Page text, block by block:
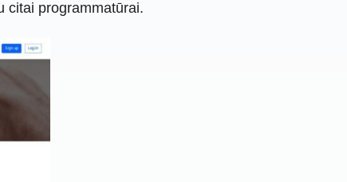
citai programmatūrai.